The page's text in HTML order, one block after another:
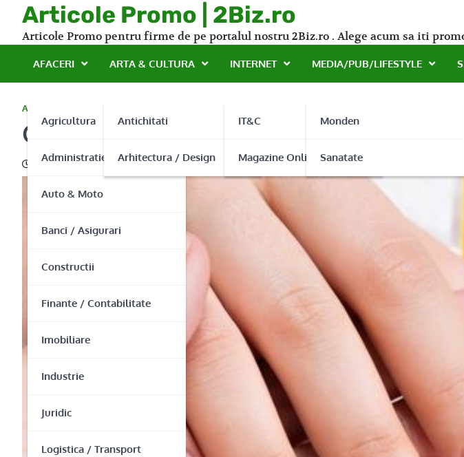
content
Articole Promo | 2Biz.ro
Articole Promo pentru firme de pe portalul nostru 2Biz.ro . Alege acum sa iti
AFACERI
Agricultura
Administratie Publica
Auto & Moto
Banci / Asigurari
Constructii
Finante / Contabilitate
Imobiliare
Industrie
Juridic
Logistica / Transport
ARTA & CULTURA
Antichitati
Arhitectura / Design
INTERNET
IT&C
Magazine Online
MEDIA/PUB/LIFESTYLE
Monden
Sanatate
AFACERI
Curs unghii cu gel Bucuresti
25/05/2016